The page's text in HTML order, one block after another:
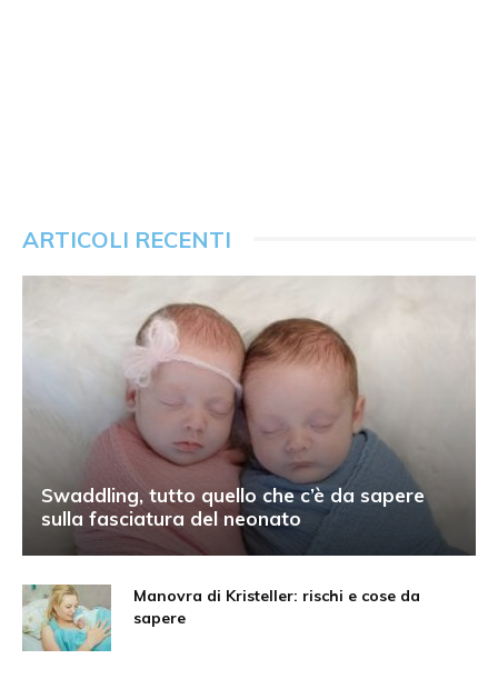
ARTICOLI RECENTI
Swaddling, tutto quello che c’è da sapere
sulla fasciatura del neonato
Manovra di Kristeller: rischi e cose da
sapere